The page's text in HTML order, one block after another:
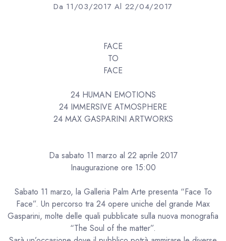
Da 11/03/2017 Al 22/04/2017
FACE
TO
FACE
24 HUMAN EMOTIONS
24 IMMERSIVE ATMOSPHERE
24 MAX GASPARINI ARTWORKS
Da sabato 11 marzo al 22 aprile 2017
Inaugurazione ore 15:00
Sabato 11 marzo, la Galleria Palm Arte presenta “Face To
Face”. Un percorso tra 24 opere uniche del grande Max
Gasparini, molte delle quali pubblicate sulla nuova monografia
“The Soul of the matter”.